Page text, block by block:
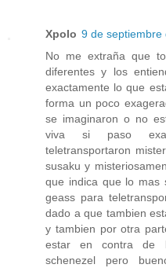
Xpolo 9 de septiembre
No me extraña que
diferentes y los
exactamente lo que
forma un poco
se imaginaron o no
viva si paso
teletransportaron
susaku y
que indica que lo mas
geass para
dado a que tambien
y tambien por otra
estar en contra de
schenezel pero